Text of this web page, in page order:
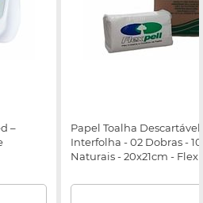
–
Papel Toalha Descartável
Interfolha - 02 Dobras -
Naturais - 20x21cm -